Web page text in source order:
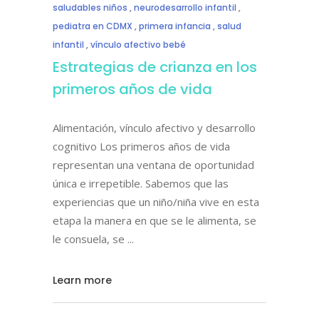
saludables niños ,neurodesarrollo infantil ,
pediatra en CDMX ,primera infancia ,salud
infantil ,vínculo afectivo bebé
Estrategias de crianza en los
primeros años de vida
Alimentación, vínculo afectivo y desarrollo
cognitivo Los primeros años de vida
representan una ventana de oportunidad
única e irrepetible. Sabemos que las
experiencias que un niño/niña vive en esta
etapa la manera en que se le alimenta, se
le consuela, se
Learn more